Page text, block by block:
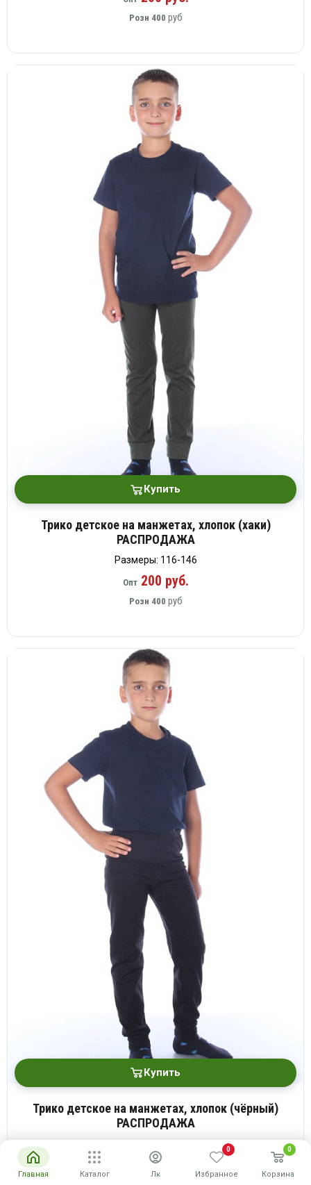
Розн 400 руб
Купить
Трико детское на манжетах, хлопок (хаки)
РАСПРОДАЖА
Размеры: 116-146
Опт200 руб.
Розн 400 руб
Купить
Трико детское на манжетах, хлопок (чёрный)
РАСПРОДАЖА
Размеры: 116-152
200 руб.
Главная Каталог Лк
0
Избранное
0
Корзина